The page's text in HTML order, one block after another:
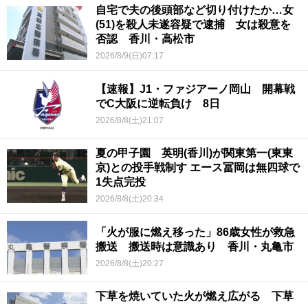
自宅で夫の後頭部など切り付けたか…女
(51)を殺人未遂容疑で逮捕 女は殺意を
否認 香川・高松市
2026/8/9(日)07:17
【速報】J1・ファジアーノ岡山 開幕戦
でC大阪に逆転負け 8日
2026/8/8(土)21:07
夏の甲子園 英明(香川)が関東第一(東東
京)との投手戦制す エース冨岡は無四球で
1失点完投
2026/8/8(土)20:34
「火が服に燃え移った」86歳女性が救急
搬送 搬送時は意識あり 香川・丸亀市
2026/8/8(土)20:27
下草を焼いていた火が燃え広がる 下草